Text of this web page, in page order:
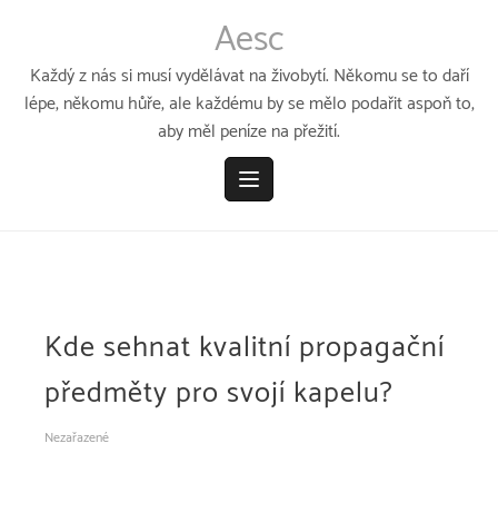
obsahu
Aesc
Každý z nás si musí vydělávat na živobytí. Někomu se to daří
lépe, někomu hůře, ale každému by se mělo podařit aspoň to,
aby měl peníze na přežití.
Kde sehnat kvalitní propagační
předměty pro svojí kapelu?
Nezařazené